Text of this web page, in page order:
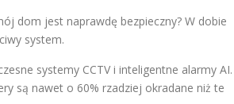
dom jest naprawdę bezpieczny? W dobie
system.
systemy CCTV i inteligentne alarmy AI.
są nawet o 60% rzadziej okradane niż te